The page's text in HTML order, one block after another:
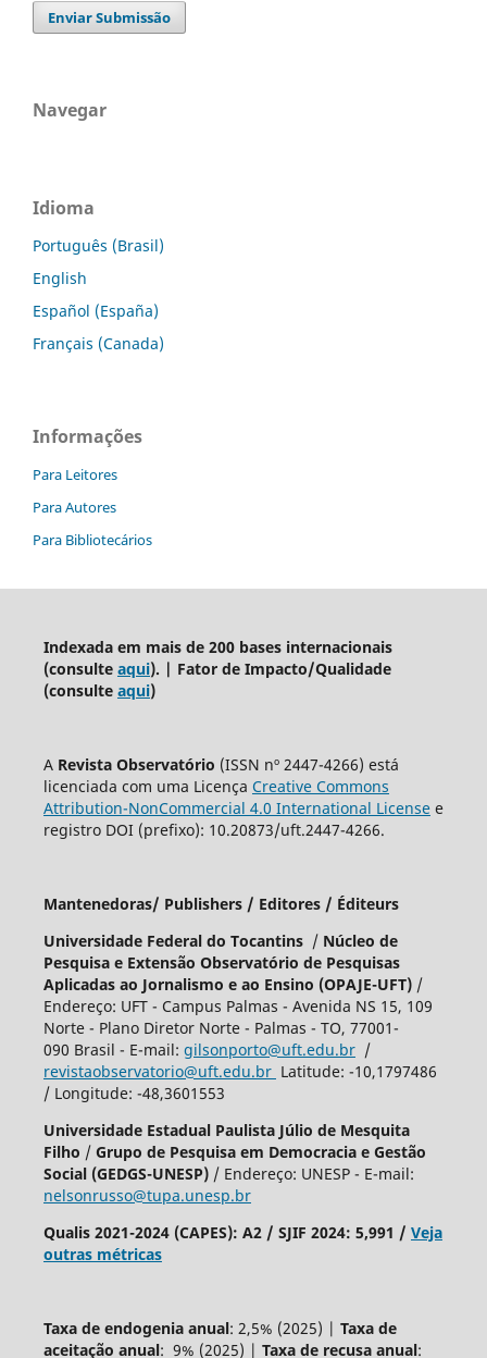
Enviar Submissão
Navegar
Idioma
Português (Brasil)
English
Español (España)
Français (Canada)
Informações
Para Leitores
Para Autores
Para Bibliotecários
Indexada em mais de 200 bases internacionais
(consulte aqui). | Fator de Impacto/Qualidade
(consulte aqui)
A Revista Observatório (ISSN nº 2447-4266) está
licenciada com uma Licença Creative Commons
Attribution-NonCommercial 4.0 International Licensee
registro DOI (prefixo): 10.20873/uft.2447-4266.
Mantenedoras/ Publishers / Editores / Éditeurs
Universidade Federal do Tocantins/ Núcleo de
Pesquisa e Extensão Observatório de Pesquisas
Aplicadas ao Jornalismo e ao Ensino (OPAJE-UFT)/
Endereço: UFT - Campus Palmas - Avenida NS 15, 109
Norte - Plano Diretor Norte - Palmas - TO, 77001-
090 Brasil - E-mail: gilsonporto@uft.edu.br/
revistaobservatorio@uft.edu.br Latitude: -10,1797486
/ Longitude: -48,3601553
Universidade Estadual Paulista Júlio de Mesquita
Filho / Grupo de Pesquisa em Democracia e Gestão
Social (GEDGS-UNESP)/ Endereço: UNESP - E-mail:
nelsonrusso@tupa.unesp.br
Qualis 2021-2024 (CAPES): A2 / SJIF 2024: 5,991 / Veja
outras métricas
Taxa de endogenia anual: 2,5% (2025) | Taxa de
aceitação anual: 9% (2025) | Taxa de recusa anual: